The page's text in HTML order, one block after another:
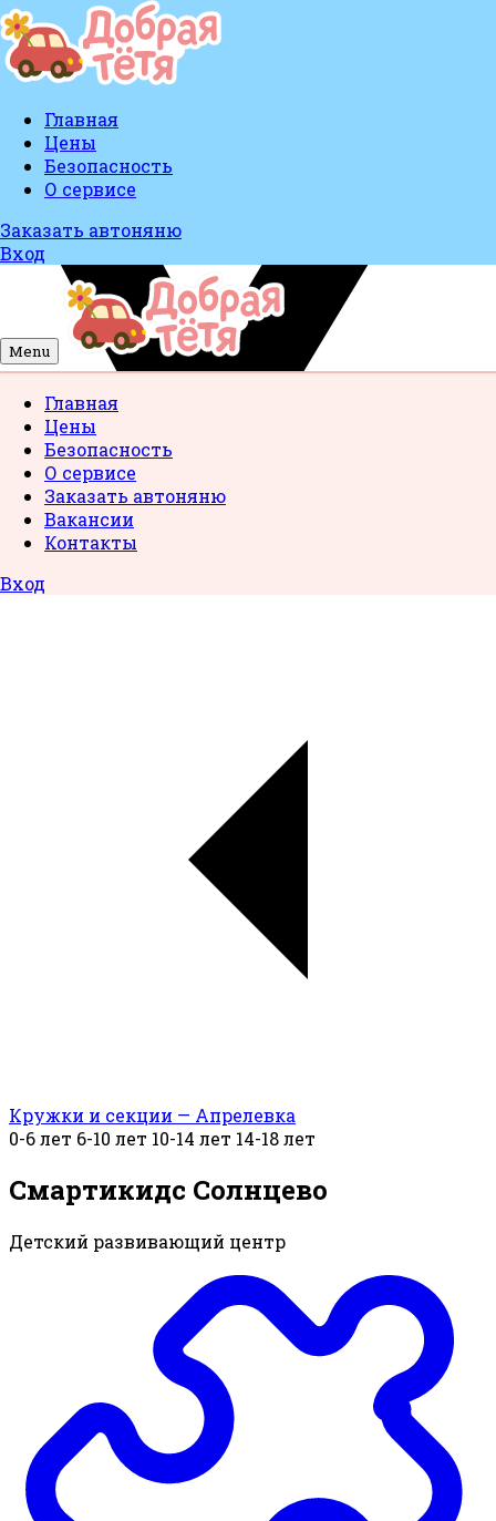
Главная
Цены
Безопасность
О сервисе
Заказать автоняню
Вход
Menu
Главная
Цены
Безопасность
О сервисе
Заказать автоняню
Вакансии
Контакты
Вход
Кружки и секции — Апрелевка
0-6 лет 6-10 лет 10-14 лет 14-18 лет
Смартикидс Солнцево
Детский развивающий центр